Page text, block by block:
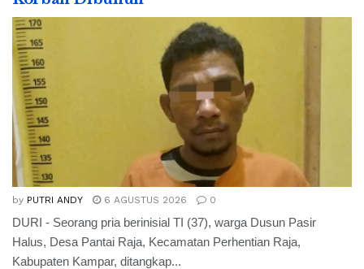
by PUTRI ANDY 6 AGUSTUS 2026 0
DURI - Seorang pria berinisial TI (37), warga Dusun Pasir
Halus, Desa Pantai Raja, Kecamatan Perhentian Raja,
Kabupaten Kampar, ditangkap...